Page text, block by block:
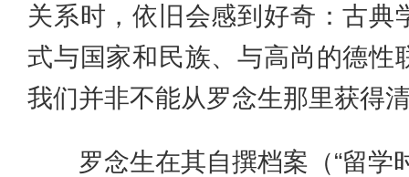
关系时，依旧会感到好奇：古典
式与国家和民族、与高尚的德性
我们并非不能从罗念生那里获得
罗念生在其自撰档案（“留学